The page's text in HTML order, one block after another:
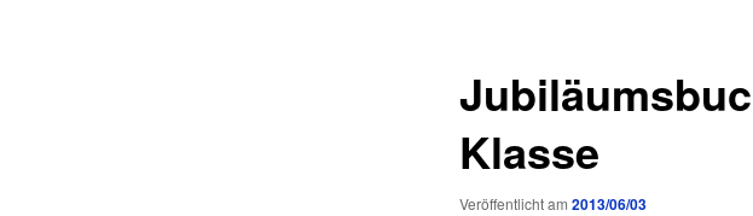
Klasse
Veröffentlicht am 2013/06/03